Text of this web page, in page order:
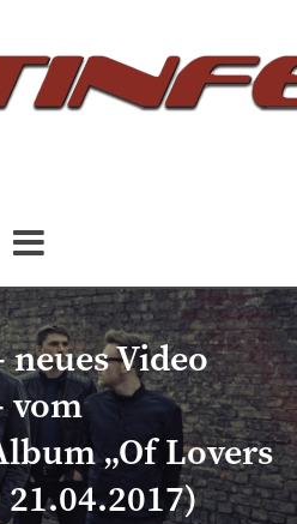
neues Video
vom
„Of Lovers
21.04.2017)